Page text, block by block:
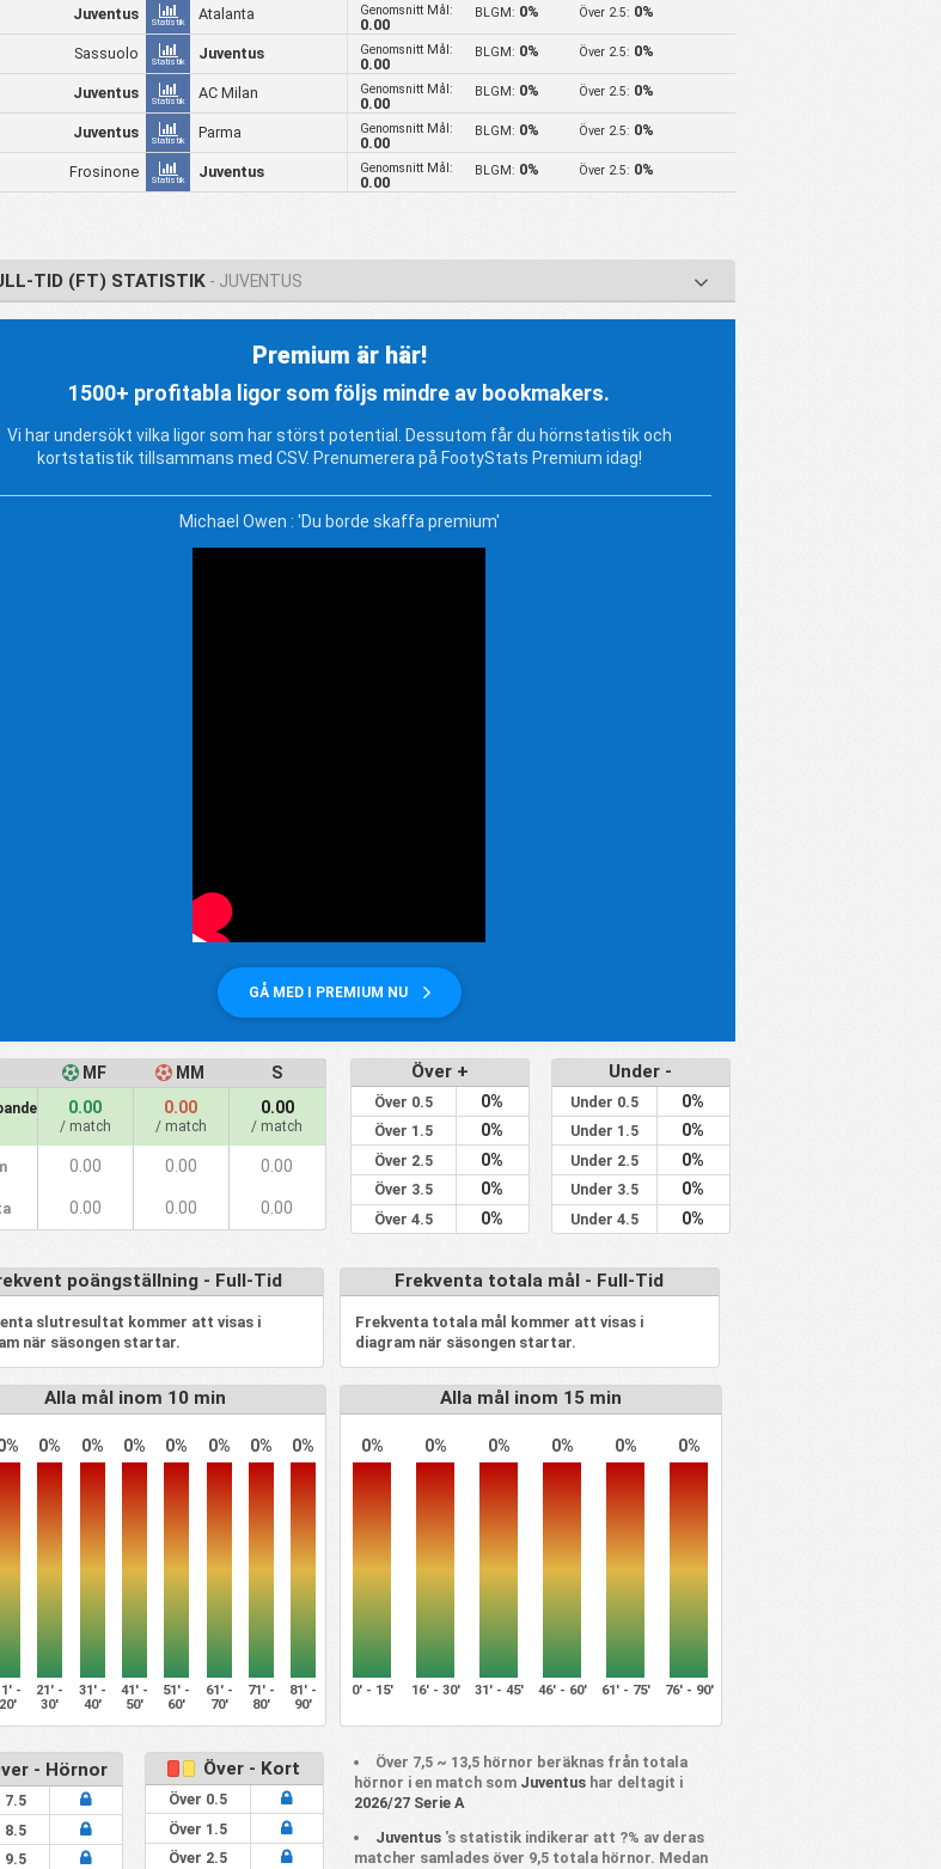
Juventus Statistik Atalanta Genomsnitt Mål:
0.00
BLGM: 0% Över 2.5: 0%
Sassuolo Statistik Juventus Genomsnitt Mål:
0.00
BLGM: 0% Över 2.5: 0%
Juventus Statistik AC Milan Genomsnitt Mål:
0.00
BLGM: 0% Över 2.5: 0%
Juventus Statistik Parma Genomsnitt Mål:
0.00
BLGM: 0% Över 2.5: 0%
Frosinone Statistik Juventus Genomsnitt Mål:
0.00
BLGM: 0% Över 2.5: 0%
TID (FT) STATISTIK - JUVENTUS
Premium är här!
1500+ profitabla ligor som följs mindre av bookmakers.
Vi har undersökt vilka ligor som har störst potential. Dessutom får du hörnstatistik och
kortstatistik tillsammans med CSV. Prenumerera på FootyStats Premium idag!
GÅ MED I PREMIUM NU
Michael Owen : 'Du borde skaffa premium'
MF MM S
0.00
/ match
0.00
/ match
0.00
/ match
0.00 0.00 0.00
0.00 0.00 0.00
Över +
Över 0.5 0%
Över 1.5 0%
Över 2.5 0%
Över 3.5 0%
Över 4.5 0%
Under -
Under 0.5 0%
Under 1.5 0%
Under 2.5 0%
Under 3.5 0%
Under 4.5 0%
poängställning - Full-Tid
slutresultat kommer att visas i
när säsongen startar.
Frekventa totala mål - Full-Tid
Frekventa totala mål kommer att visas i
diagram när säsongen startar.
Alla mål inom 10 min
0% 0% 0% 0% 0% 0% 0%
-
20'
21' -
30'
31' -
40'
41' -
50'
51' -
60'
61' -
70'
71' -
80'
81' -
90'
Alla mål inom 15 min
0% 0% 0% 0% 0% 0%
0' - 15' 16' - 30' 31' - 45' 46' - 60' 61' - 75' 76' - 90'
- Hörnor
7.5
8.5
9.5
Över - Kort
Över 0.5
Över 1.5
Över 2.5
Över 7,5 ~ 13,5 hörnor beräknas från totala
hörnor i en match som Juventus har deltagit i
2026/27 Serie A
Juventus 's statistik indikerar att ?% av deras
matcher samlades över 9,5 totala hörnor. Medan